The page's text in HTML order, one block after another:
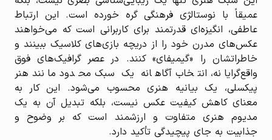
عمیقاً با نوستالژی فرهنگی گره خورده است. این ارتباط
عاطفی، انگیزه‌ای قدرتمند برای کاربرانی است که می‌خواهند
عکس‌های مدرن خود را از دریچه بازی‌های کلاسیک ببینند و
خاطراتشان را «گیمیفای» کنند. در عصر گرافیک‌های فوق
واقع‌گرایانه، انتخاب آگاهانه یک سبک محدود مانند هنر
پیکسلی، یک بیانیه هنری محسوب می‌شود. این کار به
معنای کاهش کیفیت عکس نیست، بلکه تبدیل آن به یک
مدیوم هنری متفاوت و ارزشمند است که بر وضوح و
جذابیت به جای پیچیدگی تأکید دارد.